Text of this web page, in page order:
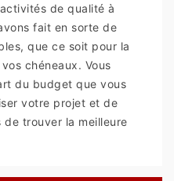
de qualité à
fait en sorte de
que ce soit pour la
chéneaux. Vous
du budget que vous
votre projet et de
de trouver la meilleure